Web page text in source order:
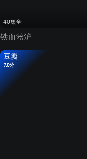
40集全
铁血淞沪
豆瓣
7.0分